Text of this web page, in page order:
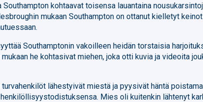
kohtaavat toisensa lauantaina
mukaan Southampton on ottanut kielletyt
Southamptonin vakoilleen heidän torstaisia
he kohtasivat miehen, joka otti kuvia ja videoita
lähestyivät miestä ja pyysivät häntä
Mies oli kuitenkin lähtenyt